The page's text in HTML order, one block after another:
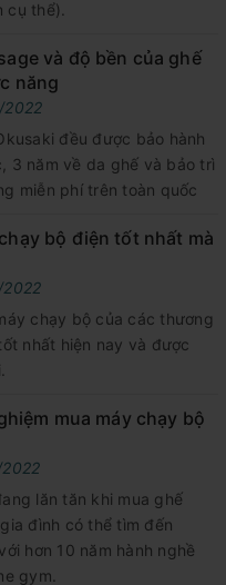
thể).
và độ bền của ghế
năng
đều được bảo hành
3 năm về da ghế và bảo trì
miễn phí trên toàn quốc
bộ điện tốt nhất mà
chạy bộ của các thương
nhất hiện nay và được
mua máy chạy bộ
lăn tăn khi mua ghế
đình có thể tìm đến
hơn 10 năm hành nghề
gym.